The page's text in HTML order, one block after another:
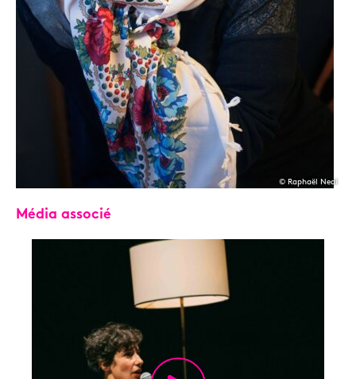
© Raphaël Neal
Média associé